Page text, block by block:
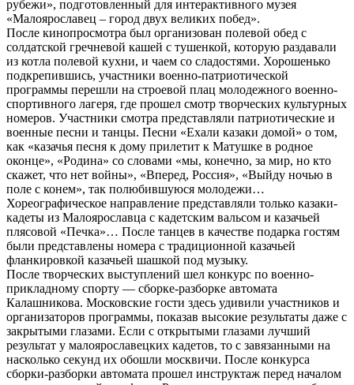
рубежи», подготовленный для интерактивного музея
«Малоярославец – город двух великих побед».
После кинопросмотра был организован полевой обед с
солдатской гречневой кашей с тушенкой, которую раздавали
из котла полевой кухни, и чаем со сладостями. Хорошенько
подкрепившись, участники военно-патриотической
программы перешли на строевой плац молодежного военно-
спортивного лагеря, где прошел смотр творческих культурных
номеров. Участники смотра представляли патриотические и
военные песни и танцы. Песни «Ехали казаки домой» о том,
как «казачья песня к дому прилетит к Матушке в родное
оконце», «Родина» со словами «мы, конечно, за мир, но кто
скажет, что нет войны», «Вперед, Россия», «Выйду ночью в
поле с конем», так полюбившуюся молодежи…
Хореографическое направление представляли только казаки-
кадеты из Малоярославца с кадетским вальсом и казачьей
плясовой «Печка»… После танцев в качестве подарка гостям
были представлены номера с традиционной казачьей
фланкировкой казачьей шашкой под музыку.
После творческих выступлений шел конкурс по военно-
прикладному спорту — сборке-разборке автомата
Калашникова. Московские гости здесь удивили участников и
организаторов программы, показав высокие результаты даже с
закрытыми глазами. Если с открытыми глазами лучший
результат у малоярославецких кадетов, то с завязанными на
насколько секунд их обошли москвичи. После конкурса
сборки-разборки автомата прошел инструктаж перед началом